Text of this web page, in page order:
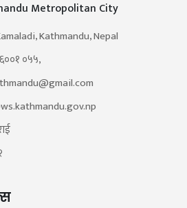
Metropolitan City
Kathmandu, Nepal
०५५,